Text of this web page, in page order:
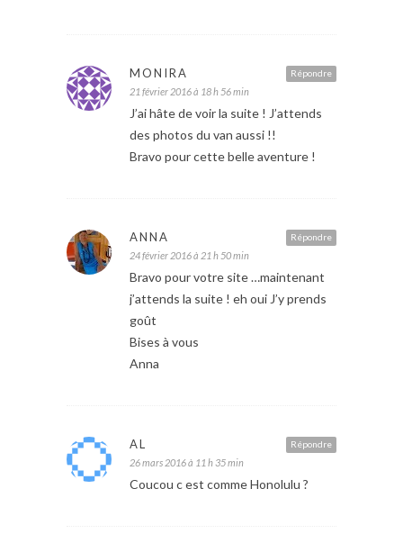
Répondre
MONIRA
21 février 2016 à 18 h 56 min
J’ai hâte de voir la suite ! J’attends
des photos du van aussi !!
Bravo pour cette belle aventure !
Répondre
ANNA
24 février 2016 à 21 h 50 min
Bravo pour votre site …maintenant
j’attends la suite ! eh oui J’y prends
goût
Bises à vous
Anna
Répondre
AL
26 mars 2016 à 11 h 35 min
Coucou c est comme Honolulu ?